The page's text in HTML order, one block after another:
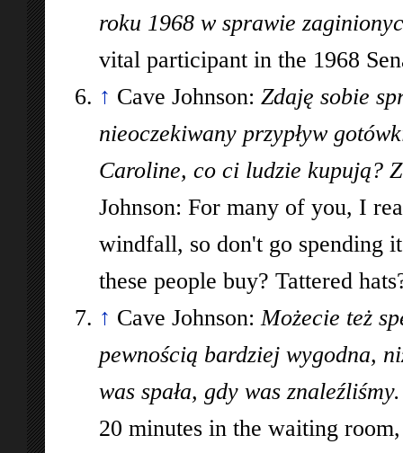
roku 1968 w sprawie
vital participant in the 1968
↑ Cave Johnson: Zdaję sobie
nieoczekiwany przypływ
Caroline, co ci ludzie kupują?
Johnson: For many of you, I
windfall, so don't go spending
these people buy? Tattered
↑ Cave Johnson: Możecie też
pewnością bardziej wygodna,
was spała, gdy was znaleźliśmy.
20 minutes in the waiting